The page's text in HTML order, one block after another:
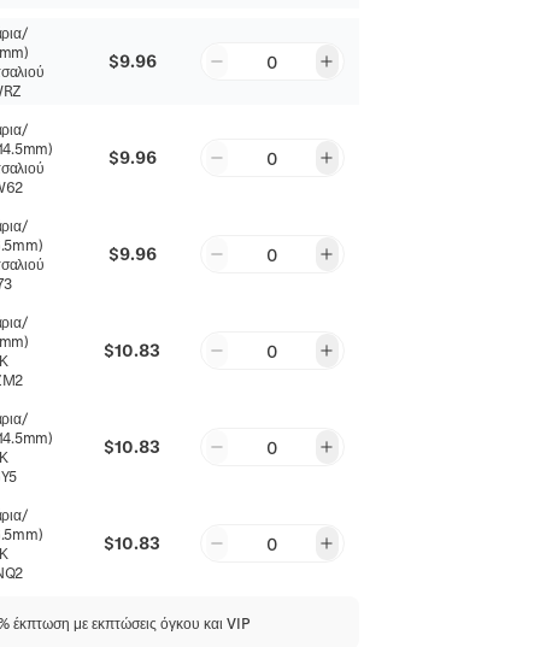
$9.96 0
$9.96 0
$9.96 0
$10.83 0
$10.83 0
$10.83 0
έκπτωση με εκπτώσεις όγκου και VIP